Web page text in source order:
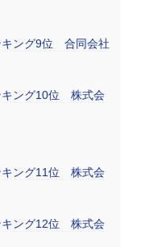
キング9位 合同会社
キング10位 株式会
キング11位 株式会
キング12位 株式会